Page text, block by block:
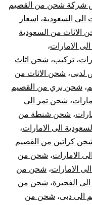
الي
الامارات
|
نقل
عفش
من
القصيم
للإمارات
شركة شحن من القصيم
الى السعودية، اسعار
الاثاث من السعودية
الامارات،
، تركيب، شحن اثاث
لدبى، شحن الاثاث من
، شحن بري من القصيم
، شحن تمر الى
، شحن شنطة من
الى الامارات،
كراتين من القصيم
الامارات، شحن من
الامارات، شحن من
الفجيرة، شحن من
الى دبى، شحن من